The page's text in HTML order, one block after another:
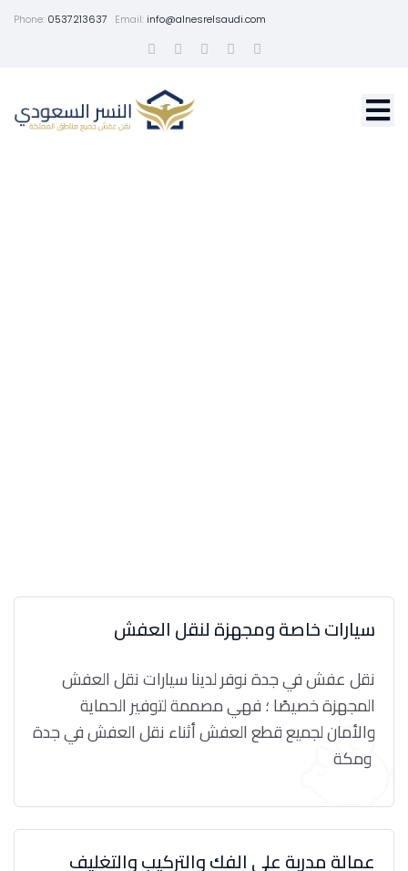
Phone: 0537213637 Email:info@alnesrelsaudi.com
سيارات خاصة ومجهزة لنقل العفش
نقل عفش في جدة نوفر لدينا سيارات نقل العفش
المجهزة خصيصًا ؛ فهي مصممة لتوفير الحماية
والأمان لجميع قطع العفش أثناء نقل العفش في جدة
عمالة مدربة على الفك والتركيب والتغليف